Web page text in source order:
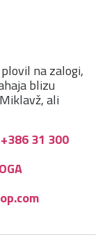
na zalogi,
blizu
ali
+386 31 300